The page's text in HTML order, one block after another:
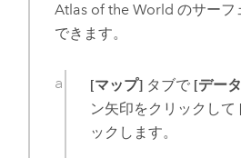
Atlas of the World のサーフ
できます。
[マップ] タブで [デー
ン矢印をクリックして
ックします。